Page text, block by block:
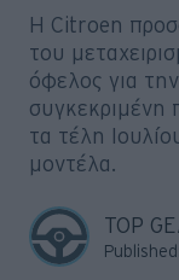
Η Citroen
του
όφελος για
συγκεκριμένη
τα τέλη
μοντέλα.
TOP
Viral
Big Reads
Retro
Moto
Gaming